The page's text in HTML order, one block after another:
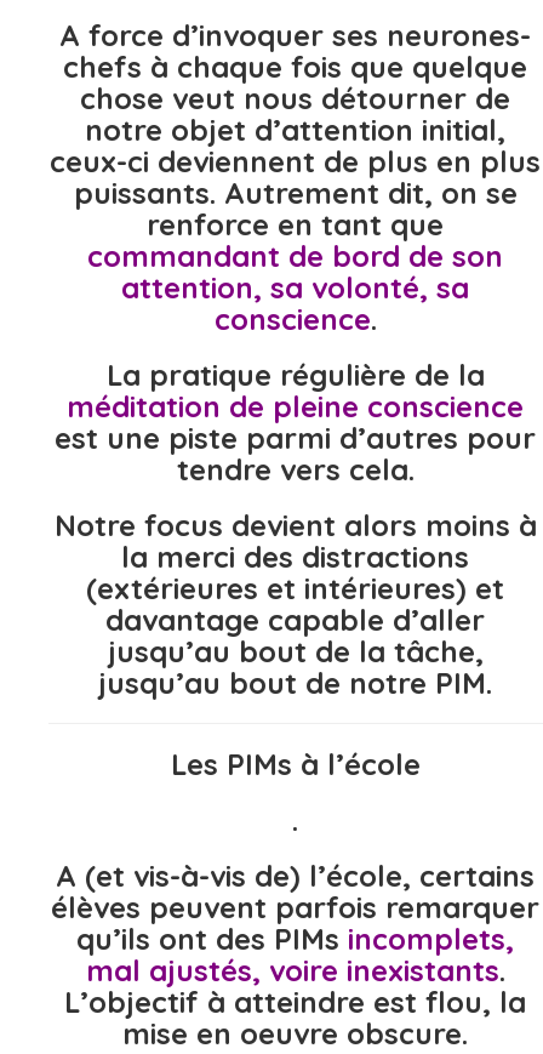
A force d’invoquer ses neurones-
chefs à chaque fois que quelque
chose veut nous détourner de
notre objet d’attention initial,
ceux-ci deviennent de plus en plus
puissants. Autrement dit, on se
renforce en tant que
commandant de bord de son
attention, sa volonté, sa
conscience.
La pratique régulière de la
méditation de pleine conscience
est une piste parmi d’autres pour
tendre vers cela.
Notre focus devient alors moins à
la merci des distractions
(extérieures et intérieures) et
davantage capable d’aller
jusqu’au bout de la tâche,
jusqu’au bout de notre PIM.
Les PIMs à l’école
.
A (et vis-à-vis de) l’école, certains
élèves peuvent parfois remarquer
qu’ils ont des PIMs incomplets,
mal ajustés, voire inexistants.
L’objectif à atteindre est flou, la
mise en oeuvre obscure.